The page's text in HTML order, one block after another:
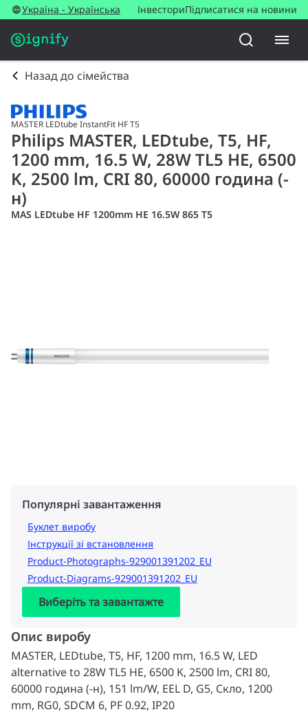
Україна - Українська ІнвесториПідписатися на новини
Назад до сімейства
MASTER LEDtube InstantFit HF T5
Philips MASTER, LEDtube, T5, HF,
1200 mm, 16.5 W, 28W TL5 HE, 6500
K, 2500 lm, CRI 80, 60000 година (-
н)
MAS LEDtube HF 1200mm HE 16.5W 865 T5
Популярні завантаження
Буклет виробу
Інструкції зі встановлення
Product-Photographs-929001391202_EU
Product-Diagrams-929001391202_EU
Виберіть та завантажте
Опис виробу
MASTER, LEDtube, T5, HF, 1200 mm, 16.5 W, LED
alternative to 28W TL5 HE, 6500 K, 2500 lm, CRI 80,
60000 година (-н), 151 lm/W, EEL D, G5, Скло, 1200
mm, RG0, SDCM 6, PF 0.92, IP20